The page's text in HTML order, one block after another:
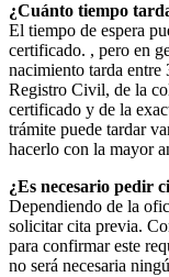
¿Cuánto tiempo
El tiempo de espera
certificado. , pero en
nacimiento tarda entre
Registro Civil, de la
certificado y de la
trámite puede tardar
hacerlo con la mayor
¿Es necesario pedir
Dependiendo de la
solicitar cita previa.
para confirmar este
no será necesaria